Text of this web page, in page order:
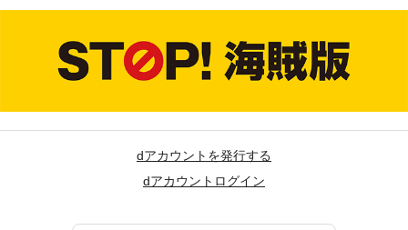
dアカウントを発行する
dアカウントログイン